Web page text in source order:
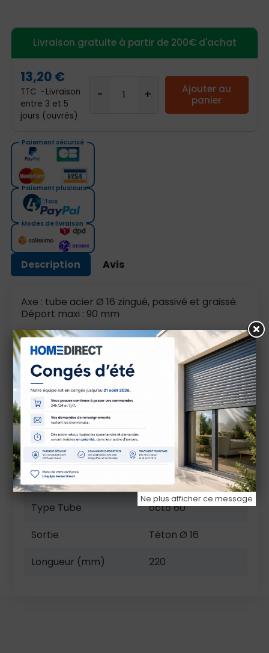
Livraison gratuite à partir de 200€ d'achat
13,20 €
TTC
Livraison
entre 3 et 5
jours (ouvrés)
Ajouter au
panier
Paiement sécurisé
Paiement plusieurs
fois
Modes de livraison
Description Avis
Axe : tube acier Ø 16 zingué, passivé et graissé.
Déport maxi : 90 mm
Équipé d’un étrier acier galvanisé avec vis TH
M6 pour blocage axial de l’axe.
Poids maxi du volet : 34 Kg
Caractéristiques techniques
Marque
Zurflüh-Feller
Référence
A459
Type Tube
octo 60
Sortie
Téton Ø 16
Longueur (mm)
220
Ne plus afficher ce message